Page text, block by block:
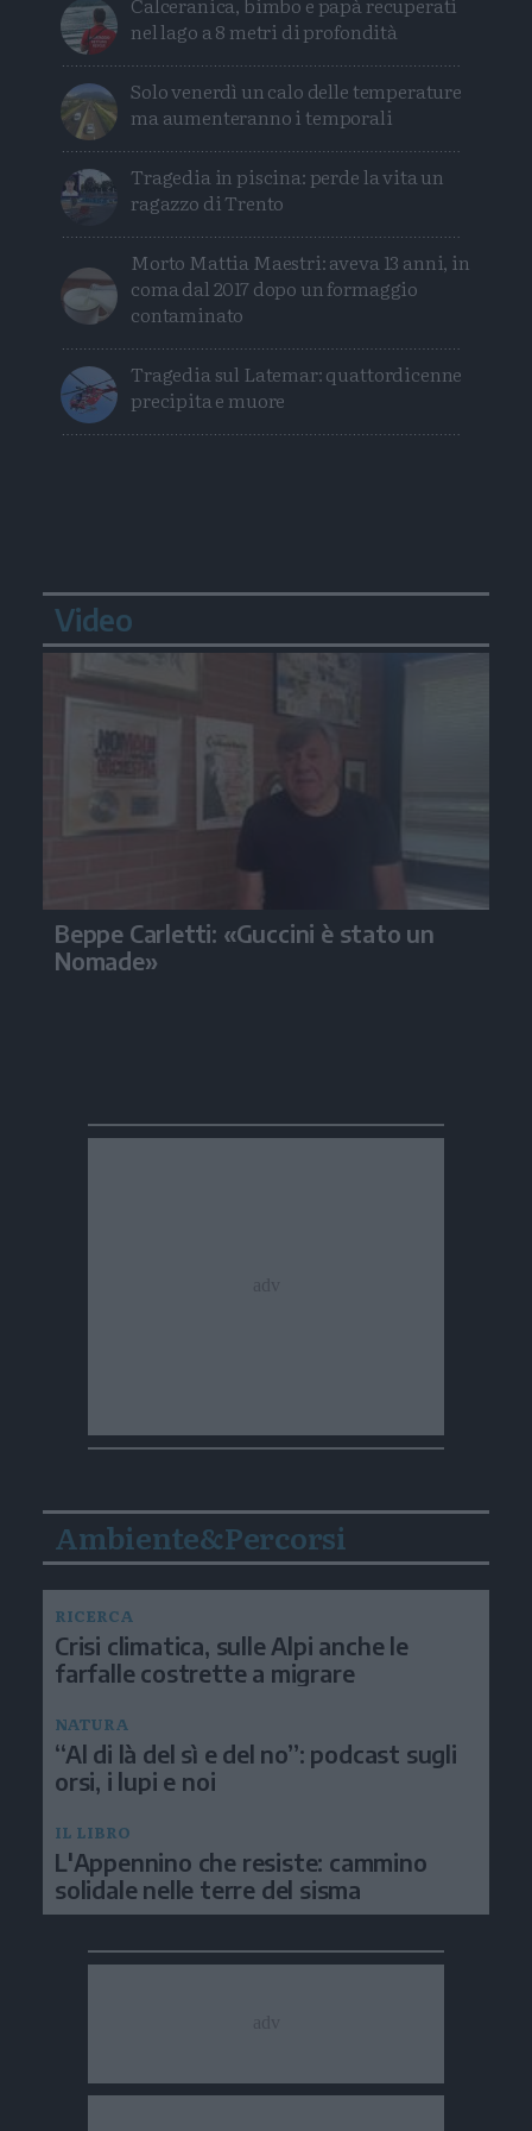
nel lago a 8 metri di profondità
Solo venerdì un calo delle temperature
ma aumenteranno i temporali
Tragedia in piscina: perde la vita un
ragazzo di Trento
Morto Mattia Maestri: aveva 13 anni, in
coma dal 2017 dopo un formaggio
contaminato
Tragedia sul Latemar: quattordicenne
precipita e muore
Video
Beppe Carletti: «Guccini è stato un
Nomade»
Ambiente&Percorsi
RICERCA
Crisi climatica, sulle Alpi anche le
farfalle costrette a migrare
NATURA
“Al di là del sì e del no”: podcast sugli
orsi, i lupi e noi
IL LIBRO
L'Appennino che resiste: cammino
solidale nelle terre del sisma